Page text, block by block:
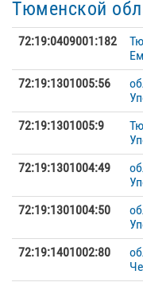
Тюменской
72:19:0409001:182
72:19:1301005:56
72:19:1301005:9
72:19:1301004:49
72:19:1301004:50
72:19:1401002:80